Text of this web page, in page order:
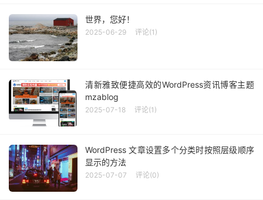
世界，您好！
2025-06-29 评论(1)
清新雅致便捷高效的WordPress资讯博客主题
mzablog
2025-07-18 评论(1)
WordPress 文章设置多个分类时按照层级顺序
显示的方法
2025-07-07 评论(0)